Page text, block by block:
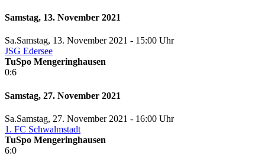
Samstag, 13. November 2021
Sa.Samstag, 13. November 2021 - 15:00 Uhr
JSG Edersee
TuSpo Mengeringhausen
0:6
Samstag, 27. November 2021
Sa.Samstag, 27. November 2021 - 16:00 Uhr
1. FC Schwalmstadt
TuSpo Mengeringhausen
6:0